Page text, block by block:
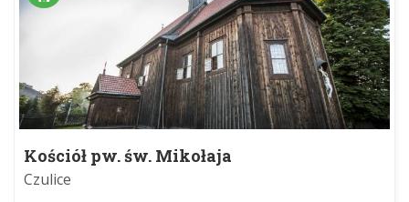
Kościół pw. św. Mikołaja
Czulice